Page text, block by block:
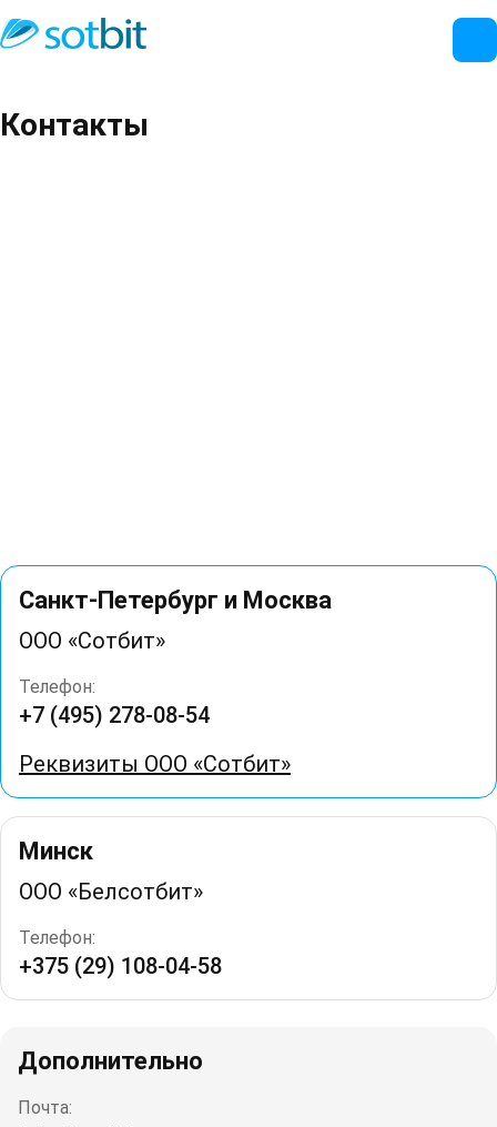
Контакты
Санкт-Петербург и Москва
ООО «Сотбит»
Телефон:
+7 (495) 278-08-54
Реквизиты ООО «Сотбит»
Минск
ООО «Белсотбит»
Телефон:
+375 (29) 108-04-58
Дополнительно
Почта: